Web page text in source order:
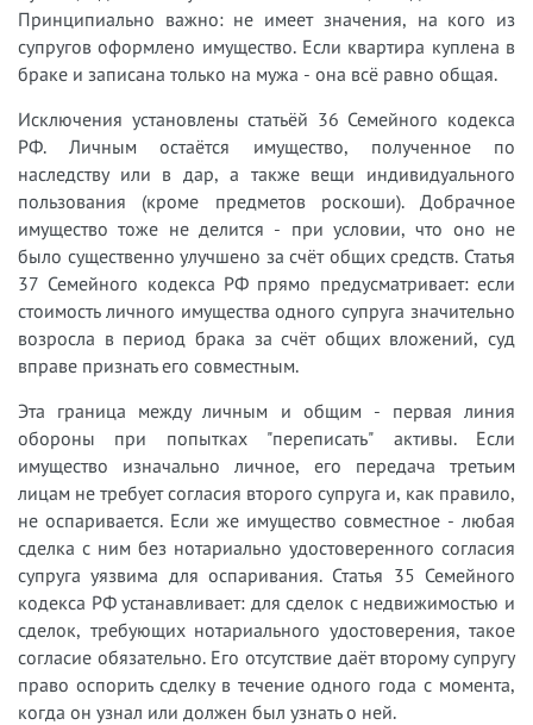
Принципиально важно: не имеет значения, на кого из
супругов оформлено имущество. Если квартира куплена в
браке и записана только на мужа - она всё равно общая.
Исключения установлены статьёй 36 Семейного кодекса
РФ. Личным остаётся имущество, полученное по
наследству или в дар, а также вещи индивидуального
пользования (кроме предметов роскоши). Добрачное
имущество тоже не делится - при условии, что оно не
было существенно улучшено за счёт общих средств. Статья
37 Семейного кодекса РФ прямо предусматривает: если
стоимость личного имущества одного супруга значительно
возросла в период брака за счёт общих вложений, суд
вправе признать его совместным.
Эта граница между личным и общим - первая линия
обороны при попытках "переписать" активы. Если
имущество изначально личное, его передача третьим
лицам не требует согласия второго супруга и, как правило,
не оспаривается. Если же имущество совместное - любая
сделка с ним без нотариально удостоверенного согласия
супруга уязвима для оспаривания. Статья 35 Семейного
кодекса РФ устанавливает: для сделок с недвижимостью и
сделок, требующих нотариального удостоверения, такое
согласие обязательно. Его отсутствие даёт второму супругу
право оспорить сделку в течение одного года с момента,
когда он узнал или должен был узнать о ней.